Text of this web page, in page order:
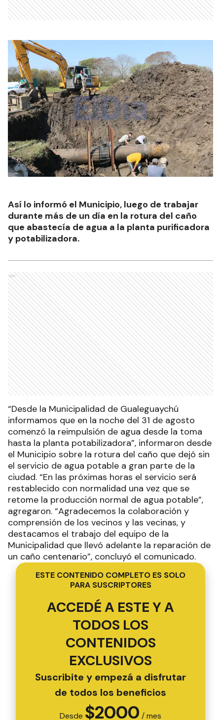
Así lo informó el Municipio, luego de trabajar
durante más de un día en la rotura del caño
que abastecía de agua a la planta purificadora
y potabilizadora.
Ads
“Desde la Municipalidad de Gualeguaychú
informamos que en la noche del 31 de agosto
comenzó la reimpulsión de agua desde la toma
hasta la planta potabilizadora”, informaron desde
el Municipio sobre la rotura del caño que dejó sin
el servicio de agua potable a gran parte de la
ciudad. “En las próximas horas el servicio será
restablecido con normalidad una vez que se
retome la producción normal de agua potable”,
agregaron. “Agradecemos la colaboración y
comprensión de los vecinos y las vecinas, y
destacamos el trabajo del equipo de la
Municipalidad que llevó adelante la reparación de
un caño centenario”, concluyó el comunicado.
ESTE CONTENIDO COMPLETO ES SOLO
PARA SUSCRIPTORES
ACCEDÉ A ESTE Y A
TODOS LOS
CONTENIDOS
EXCLUSIVOS
Suscribite y empezá a disfrutar
de todos los beneficios
Desde $2000 / mes